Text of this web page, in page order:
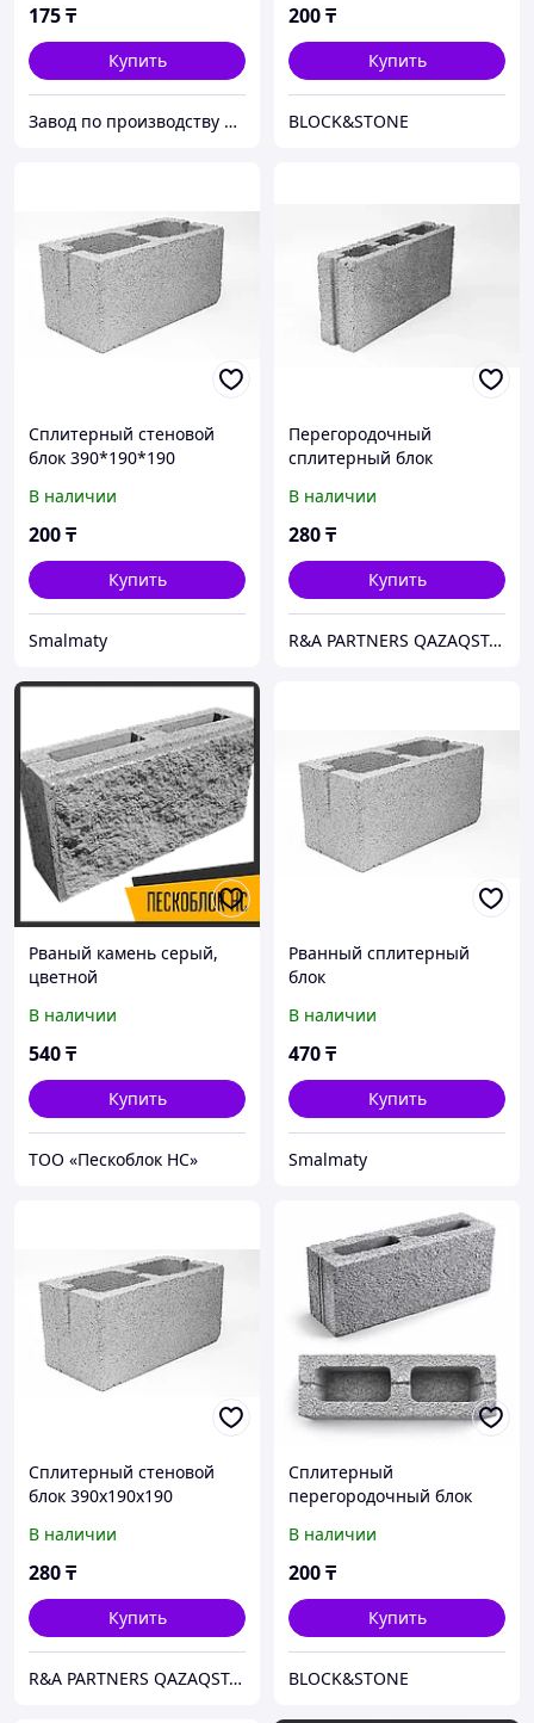
175₸
Купить
Завод по производству бетонных изделий "Ару-Тас"
200₸
Купить
BLOCK&STONE
Сплитерный стеновой
блок 390*190*190
В наличии
200₸
Купить
Smalmaty
Перегородочный
сплитерный блок
В наличии
280₸
Купить
R&A PARTNERS QAZAQSTAN
Рваный камень серый,
цветной
В наличии
540₸
Купить
ТОО «Пескоблок НС»
Рванный сплитерный
блок
В наличии
470₸
Купить
Smalmaty
Сплитерный стеновой
блок 390х190х190
В наличии
280₸
Купить
R&A PARTNERS QAZAQSTAN
Сплитерный
перегородочный блок
390х190х90 мм
В наличии
200₸
Купить
BLOCK&STONE